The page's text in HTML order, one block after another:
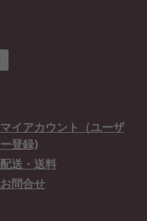
マイアカウント（ユーザ
ー登録)
配送・送料
お問合せ